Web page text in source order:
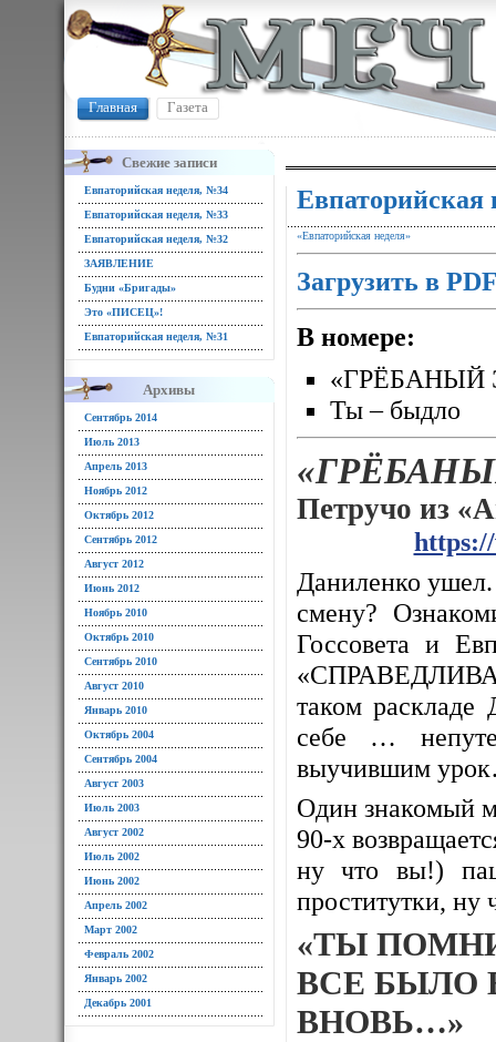
Главная Газета
Свежие записи
Евпаторийская неделя, №34
Евпаторийская неделя, №33
Евпаторийская неделя, №32
ЗАЯВЛЕНИЕ
Будни «Бригады»
Это «ПИСЕЦ»!
Евпаторийская неделя, №31
Архивы
Сентябрь 2014
Июль 2013
Апрель 2013
Ноябрь 2012
Октябрь 2012
Сентябрь 2012
Август 2012
Июнь 2012
Ноябрь 2010
Октябрь 2010
Сентябрь 2010
Август 2010
Январь 2010
Октябрь 2004
Сентябрь 2004
Август 2003
Июль 2003
Август 2002
Июль 2002
Июнь 2002
Апрель 2002
Март 2002
Февраль 2002
Январь 2002
Декабрь 2001
Евпаторийская
«Евпаторийская неделя»
Загрузить в
В номере:
«ГРЁБАНЫЙ
Ты – быдло
Петручо из
Даниленко
смену?
Госсовета и
таком раскладе
себе …
выучившим
Один знакомый
90-х
ну что вы!)
проститутки,
«ТЫ
ВСЕ БЫЛО
ВНОВЬ…»